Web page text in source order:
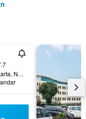
Jl. Pangeran Jayakarta, No. 8, Mangga Dua, Jakarta, Indonesia